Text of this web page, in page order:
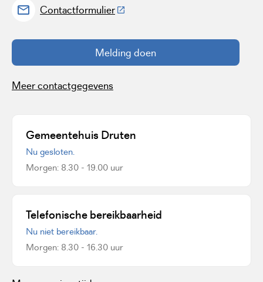
Contactformulier(Deze link gaat naar een externe
Melding doen
Meer contactgegevens
Gemeentehuis Druten
Nu gesloten.
Morgen: 8.30 - 19.00 uur
Telefonische bereikbaarheid
Nu niet bereikbaar.
Morgen: 8.30 - 16.30 uur